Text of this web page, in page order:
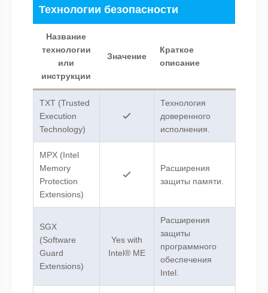
Технологии безопасности
Название
технологии
или
инструкции
Значение
Краткое
описание
TXT (Trusted
Execution
Technology)
Технология
доверенного
исполнения.
MPX (Intel
Memory
Protection
Extensions)
Расширения
защиты памяти.
SGX
(Software
Guard
Extensions)
Yes with
Intel® ME
Расширения
защиты
программного
обеспечения
Intel.